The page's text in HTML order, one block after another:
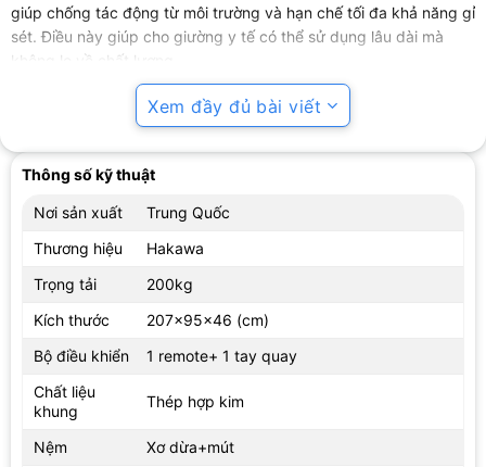
giúp chống tác động từ môi trường và hạn chế tối đa khả năng gỉ
sét. Điều này giúp cho giường y tế có thể sử dụng lâu dài mà
không lo về chất lượng.
Nệm giường xơ dừa 5cm thấm hút mồ hôi, thông thoáng tối
đa cho người nằm.
Nệm giường được làm từ xơ dừa có độ dày 5cm, có khả năng
Xem đầy đủ bài viết
Thông số kỹ thuật
Nơi sản xuất
Trung Quốc
Thương hiệu
Hakawa
Trọng tải
200kg
Kích thước
207x95x46 (cm)
Bộ điều khiển
1 remote+ 1 tay quay
Chất liệu
khung
Thép hợp kim
Nệm
Xơ dừa+mút